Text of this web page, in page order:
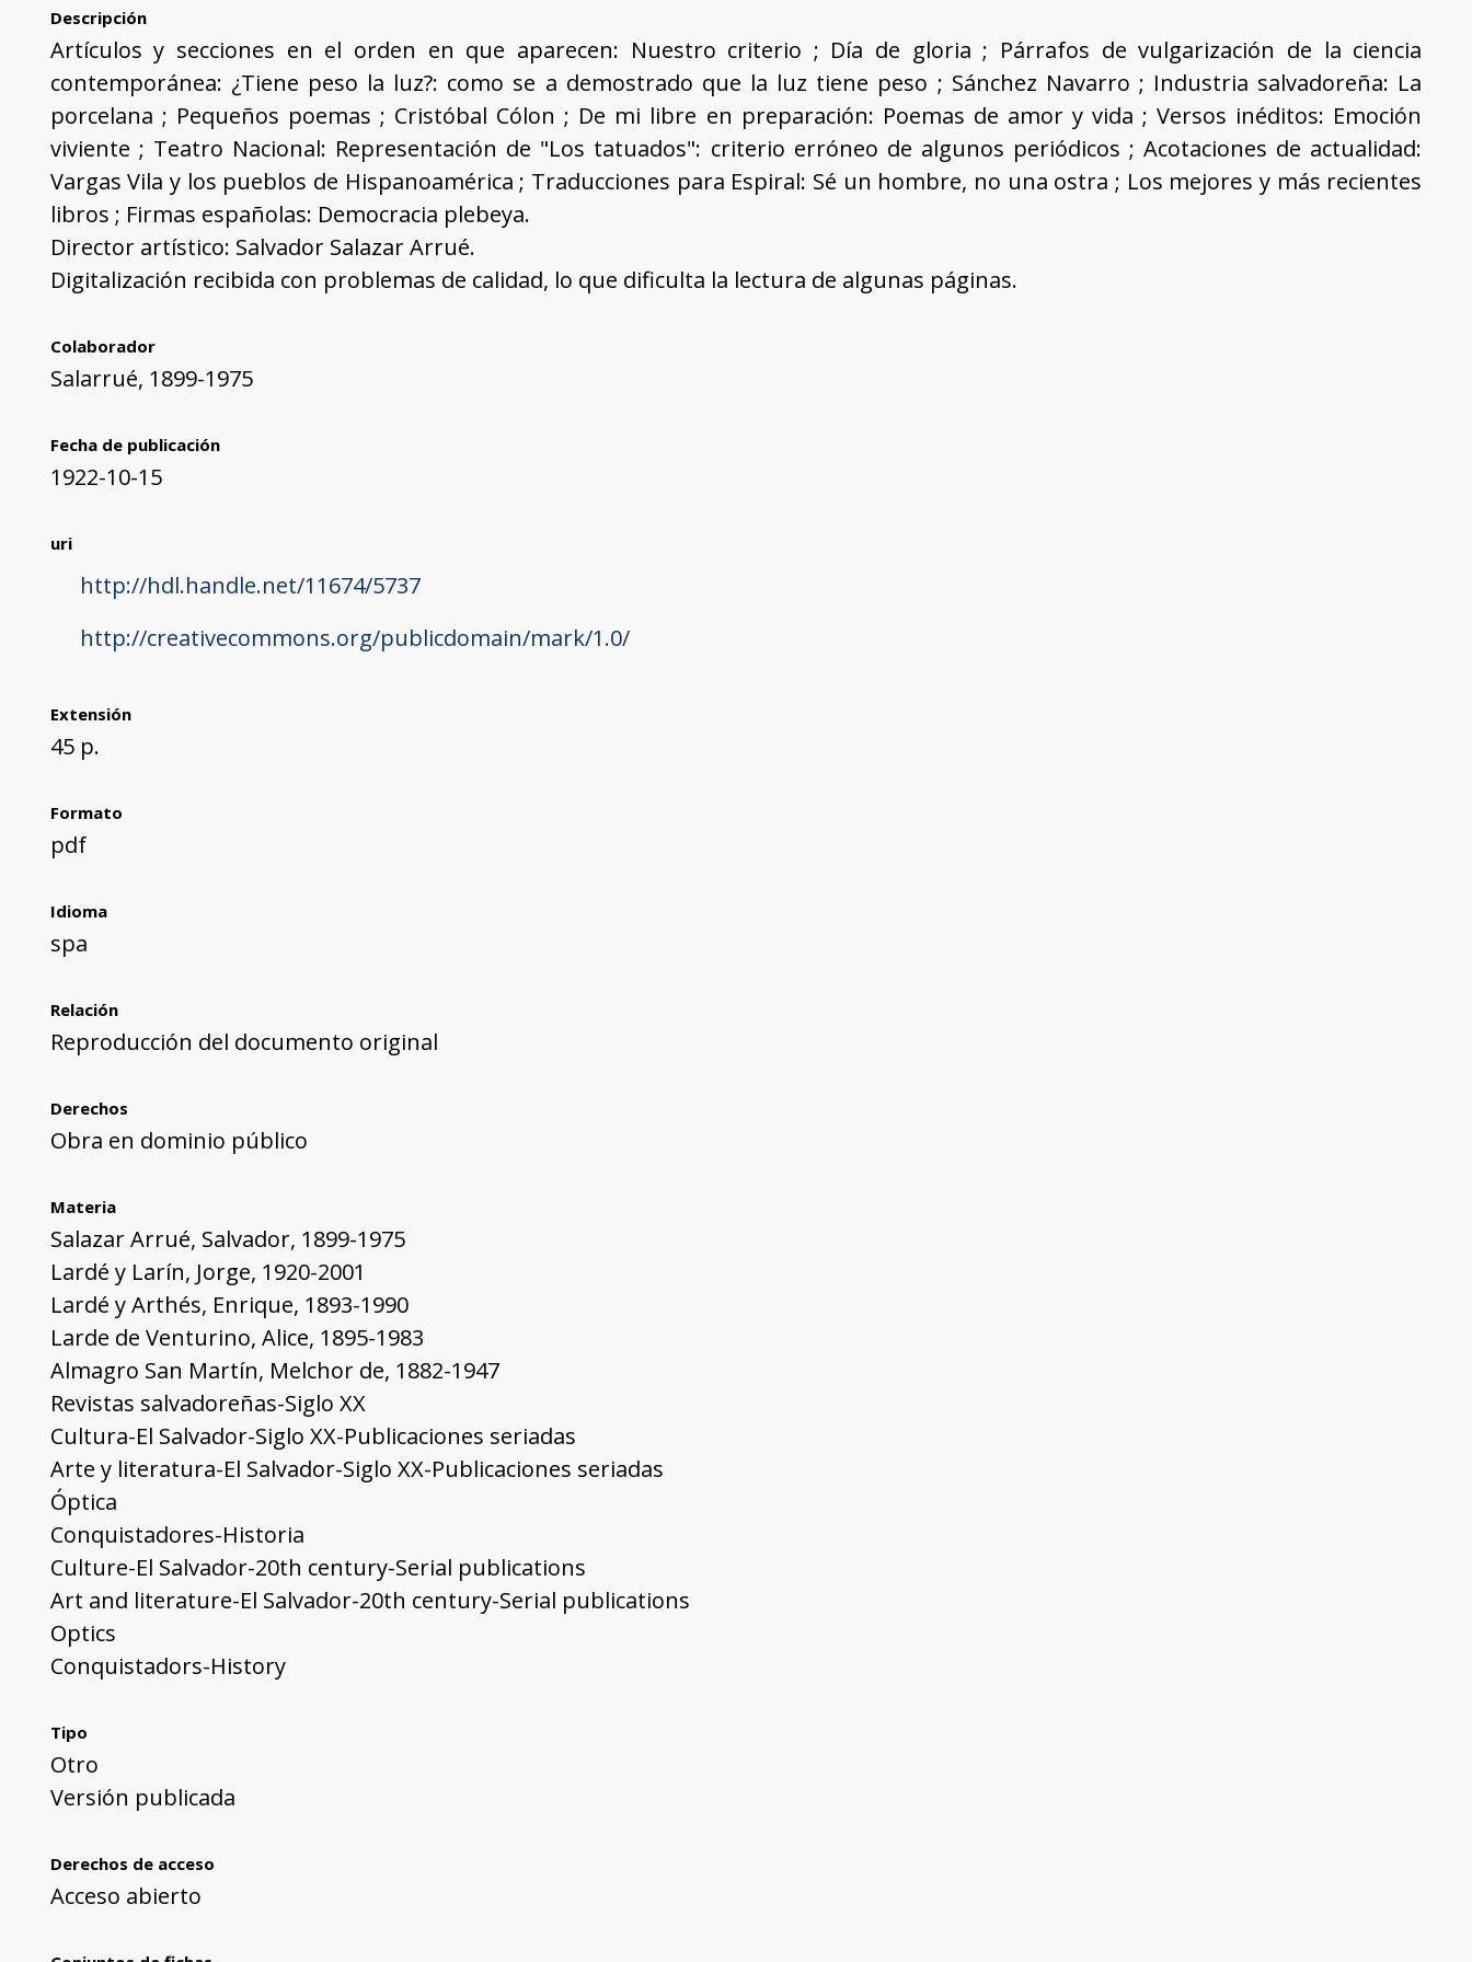
Descripción
Artículos y secciones en el orden en que aparecen: Nuestro criterio ; Día de gloria ; Párrafos de vulgarización de la ciencia
contemporánea: ¿Tiene peso la luz?: como se a demostrado que la luz tiene peso ; Sánchez Navarro ; Industria salvadoreña: La
porcelana ; Pequeños poemas ; Cristóbal Cólon ; De mi libre en preparación: Poemas de amor y vida ; Versos inéditos: Emoción
viviente ; Teatro Nacional: Representación de "Los tatuados": criterio erróneo de algunos periódicos ; Acotaciones de actualidad:
Vargas Vila y los pueblos de Hispanoamérica ; Traducciones para Espiral: Sé un hombre, no una ostra ; Los mejores y más recientes
libros ; Firmas españolas: Democracia plebeya.
Director artístico: Salvador Salazar Arrué.
Digitalización recibida con problemas de calidad, lo que dificulta la lectura de algunas páginas.
Colaborador
Salarrué, 1899-1975
Fecha de publicación
1922-10-15
uri
http://hdl.handle.net/11674/5737
http://creativecommons.org/publicdomain/mark/1.0/
Extensión
45 p.
Formato
pdf
Idioma
spa
Relación
Reproducción del documento original
Derechos
Obra en dominio público
Materia
Salazar Arrué, Salvador, 1899-1975
Lardé y Larín, Jorge, 1920-2001
Lardé y Arthés, Enrique, 1893-1990
Larde de Venturino, Alice, 1895-1983
Almagro San Martín, Melchor de, 1882-1947
Revistas salvadoreñas-Siglo XX
Cultura-El Salvador-Siglo XX-Publicaciones seriadas
Arte y literatura-El Salvador-Siglo XX-Publicaciones seriadas
Óptica
Conquistadores-Historia
Culture-El Salvador-20th century-Serial publications
Art and literature-El Salvador-20th century-Serial publications
Optics
Conquistadors-History
Tipo
Otro
Versión publicada
Derechos de acceso
Acceso abierto